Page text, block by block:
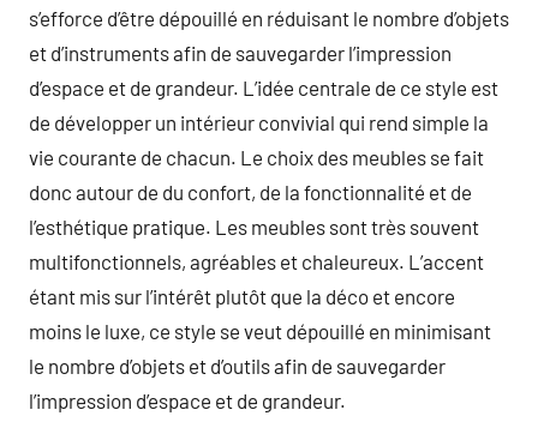
s’efforce d’être dépouillé en réduisant le nombre d’objets
et d’instruments afin de sauvegarder l’impression
d’espace et de grandeur. L’idée centrale de ce style est
de développer un intérieur convivial qui rend simple la
vie courante de chacun. Le choix des meubles se fait
donc autour de du confort, de la fonctionnalité et de
l’esthétique pratique. Les meubles sont très souvent
multifonctionnels, agréables et chaleureux. L’accent
étant mis sur l’intérêt plutôt que la déco et encore
moins le luxe, ce style se veut dépouillé en minimisant
le nombre d’objets et d’outils afin de sauvegarder
l’impression d’espace et de grandeur.